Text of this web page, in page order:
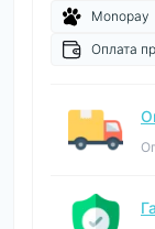
Monopay
Оплата